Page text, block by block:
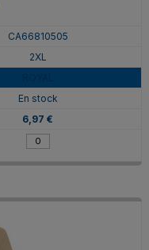
CA66810505
2XL
En stock
6,97 €